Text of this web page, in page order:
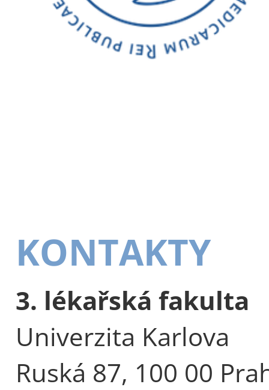
KONTAKTY
3. lékařská fakulta
Univerzita Karlova
Ruská 87, 100 00